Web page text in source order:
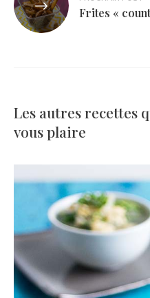
Frites «
Les autres recettes
vous plaire